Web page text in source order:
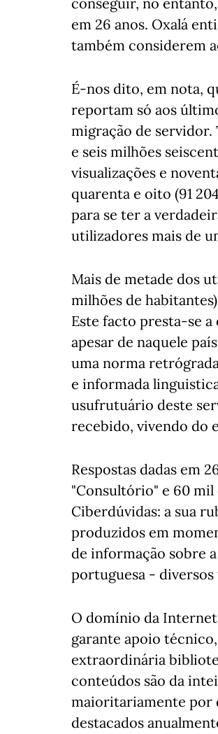
em 26 anos. Oxalá
também considerem
É-nos dito, em nota,
reportam só aos
migração de servidor.
e seis milhões
visualizações e
quarenta e oito (91
para se ter a
utilizadores mais de
Mais de metade dos
milhões de
Este facto presta-se a
apesar de naquele
uma norma
e informada
usufrutuário deste
recebido, vivendo do
Respostas dadas em
"Consultório" e 60 mil
Ciberdúvidas: a sua
produzidos em
de informação sobre
portuguesa -
O domínio da
garante apoio
extraordinária
conteúdos são da
maioritariamente por
destacados